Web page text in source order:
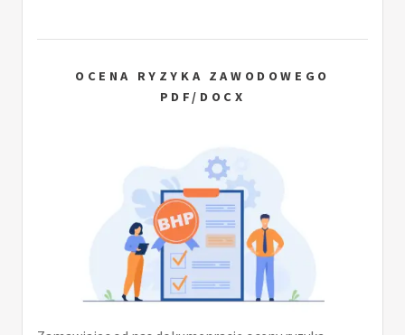
OCENA RYZYKA ZAWODOWEGO
PDF/DOCX